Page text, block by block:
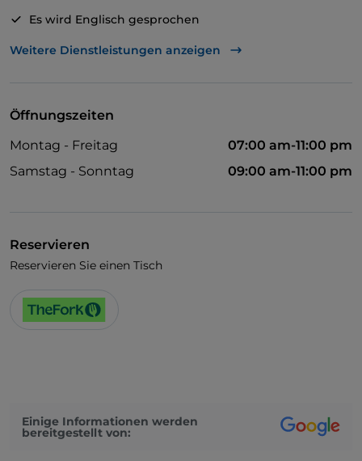
Es wird Englisch gesprochen
WLAN
Weitere Dienstleistungen anzeigen
Öffnungszeiten
Montag - Freitag
07:00 am-11:00 pm
Samstag - Sonntag
09:00 am-11:00 pm
Reservieren
Reservieren Sie einen Tisch
Einige Informationen werden
bereitgestellt von: